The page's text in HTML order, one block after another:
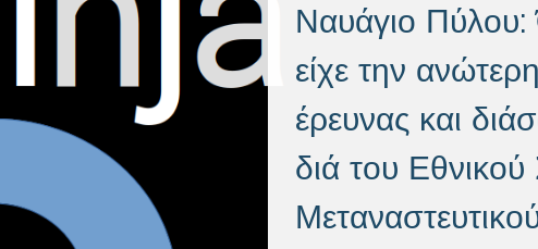
Ναυάγιο
είχε την
έρευνας και
διά του Εθνικού